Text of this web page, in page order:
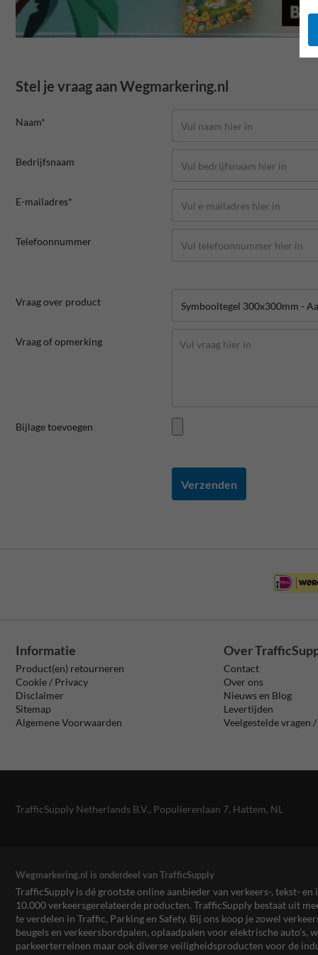
Stel je vraag aan Wegmarkering.nl
Naam*
Bedrijfsnaam
E-mailadres*
Telefoonnummer
Vraag over product
Vraag of opmerking
Bijlage toevoegen
Verzenden
Informatie
Product(en) retourneren
Cookie / Privacy
Disclaimer
Sitemap
Algemene Voorwaarden
Over
Contact
Over ons
Nieuws en Blog
Levertijden
Veelgestelde vragen
TrafficSupply Netherlands B.V., Populierenlaan 7, Hattem, NL
Wegmarkering.nl is onderdeel van TrafficSupply
TrafficSupply is dé grootste online aanbieder van verkeers-, tekst-
10.000 verkeersgerelateerde producten. TrafficSupply bestaat uit
te verdelen in Traffic, Parking en Safety. Bij ons koop je zowel
beugels en verkeersbordpalen, oplaadpalen voor elektrische auto’s,
parkeerterreinen maar ook diverse veiligheidsproducten voor de